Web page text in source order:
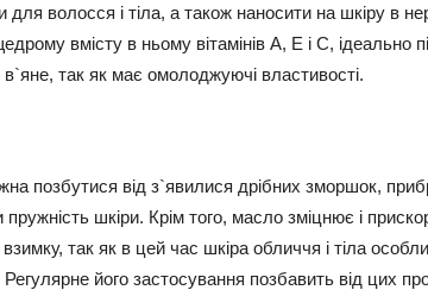
для волосся і тіла, а також наносити на шкіру в
вмісту в ньому вітамінів А, Е і С, ідеально
так як має омолоджуючі властивості.
позбутися від з`явилися дрібних зморшок,
шкіри. Крім того, масло зміцнює і
так як в цей час шкіра обличчя і тіла
його застосування позбавить від цих